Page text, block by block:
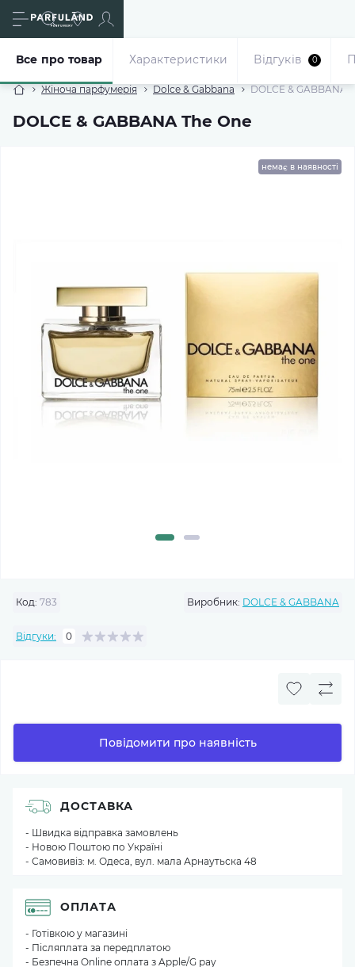
Жіноча парфумерія Dolce & Gabbana DOLCE & GABBANA
DOLCE & GABBANA The One
Все про товар Характеристики Відгуків 0
немає в наявності
Код: 783 Виробник: DOLCE & GABBANA
Відгуки: 0
Повідомити про наявність
ДОСТАВКА
- Швидка відправка замовлень
- Новою Поштою по Україні
- Самовивіз: м. Одеса, вул. мала Арнаутьска 48
ОПЛАТА
- Готівкою у магазині
- Післяплата за передплатою
- Безпечна Online оплата з Apple/G pay